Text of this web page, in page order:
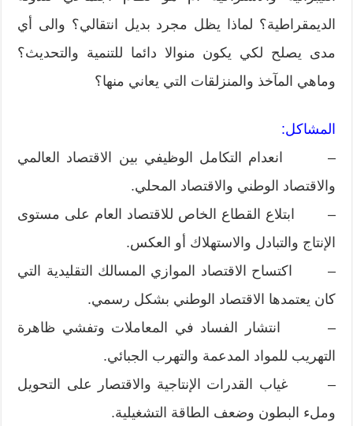
الديمقراطية؟ لماذا يظل مجرد بديل انتقالي؟ والى أي
مدى يصلح لكي يكون منوالا دائما للتنمية والتحديث؟
وماهي المآخذ والمنزلقات التي يعاني منها؟
المشاكل:
– انعدام التكامل الوظيفي بين الاقتصاد العالمي
والاقتصاد الوطني والاقتصاد المحلي.
– ابتلاع القطاع الخاص للاقتصاد العام على مستوى
الإنتاج والتبادل والاستهلاك أو العكس.
– اكتساح الاقتصاد الموازي المسالك التقليدية التي
كان يعتمدها الاقتصاد الوطني بشكل رسمي.
– انتشار الفساد في المعاملات وتفشي ظاهرة
التهريب للمواد المدعمة والتهرب الجبائي.
– غياب القدرات الإنتاجية والاقتصار على التحويل
وملء البطون وضعف الطاقة التشغيلية.